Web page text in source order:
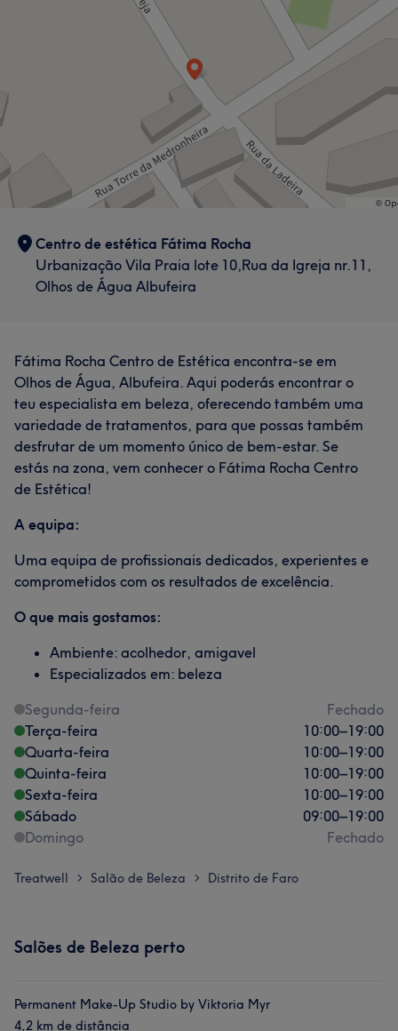
Centro de estética Fátima Rocha
Urbanização Vila Praia lote 10,Rua da Igreja nr.11,
Olhos de Água Albufeira
Fátima Rocha Centro de Estética encontra-se em
Olhos de Água, Albufeira. Aqui poderás encontrar o
teu especialista em beleza, oferecendo também uma
variedade de tratamentos, para que possas também
desfrutar de um momento único de bem-estar. Se
estás na zona, vem conhecer o Fátima Rocha Centro
de Estética!
A equipa:
Uma equipa de profissionais dedicados, experientes e
comprometidos com os resultados de excelência.
O que mais gostamos:
Ambiente: acolhedor, amigavel
Especializados em: beleza
Segunda-feira
Fechado
Terça-feira
10:00–19:00
Quarta-feira
10:00–19:00
Quinta-feira
10:00–19:00
Sexta-feira
10:00–19:00
Sábado
09:00–19:00
Domingo
Fechado
Treatwell > Salão de Beleza > Distrito de Faro
Salões de Beleza perto
Permanent Make-Up Studio by Viktoria Myr
4,2 km de distância